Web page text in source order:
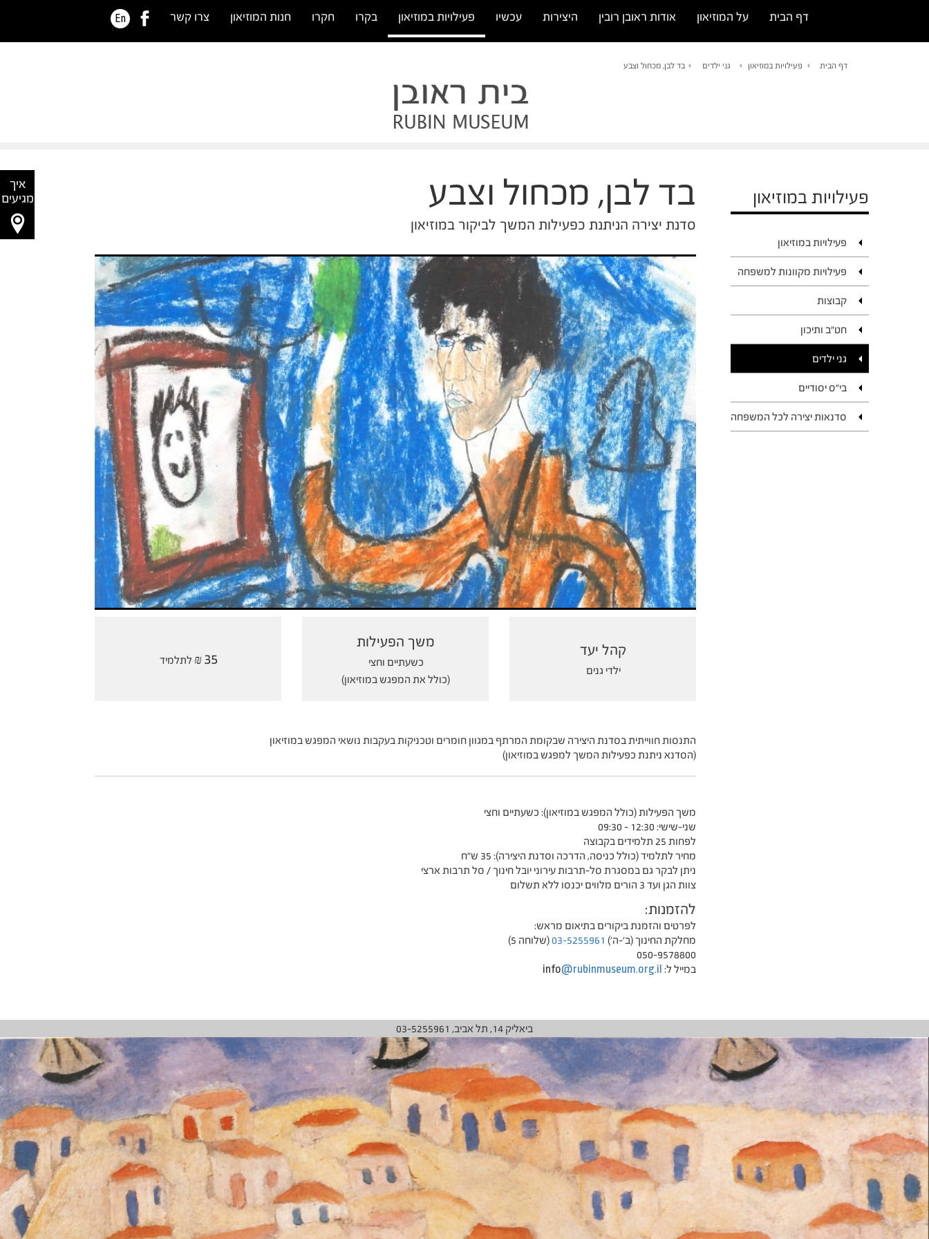
דף הבית על המוזיאון אודות ראובן רובין היצירות עכשיו פעילויות במוזיאון בקרו חקרו חנות המוזיאון צרו קשר En
דף הבית פעילויות במוזיאון גני ילדים בד לבן, מכחול וצבע
איך
מגיעים
פעילויות במוזיאון
פעילויות במוזיאון
פעילויות מקוונות למשפחה
קבוצות
חט"ב ותיכון
גני ילדים
בי"ס יסודיים
סדנאות יצירה לכל המשפחה
בד לבן, מכחול וצבע
סדנת יצירה הניתנת כפעילות המשך לביקור במוזיאון
קהל יעד
ילדי גנים
משך הפעילות
כשעתיים וחצי
(כולל את המפגש במוזיאון)
35 ₪ לתלמיד
התנסות חווייתית בסדנת היצירה שבקומת המרתף במגוון חומרים וטכניקות בעקבות נושאי המפגש במוזיאון
(הסדנא ניתנת כפעילות המשך למפגש במוזיאון)
משך הפעילות (כולל המפגש במוזיאון): כשעתיים וחצי
שני-שישי: 12:30 - 09:30
לפחות 25 תלמידים בקבוצה
מחיר לתלמיד (כולל כניסה, הדרכה וסדנת היצירה): 35 ש"ח
ניתן לבקר גם במסגרת סל-תרבות עירוני יובל חינוך / סל תרבות ארצי
צוות הגן ועד 3 הורים מלווים יכנסו ללא תשלום
להזמנות:
לפרטים והזמנת ביקורים בתיאום מראש:
מחלקת החינוך (ב'-ה') 03-5255961(שלוחה 5)
050-9578800
במייל ל: info @rubinmuseum.org.il
ביאליק 14, תל אביב, 03-5255961